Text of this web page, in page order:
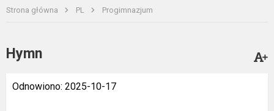
Strona główna PL Progimnazjum
Hymn
Odnowiono: 2025-10-17